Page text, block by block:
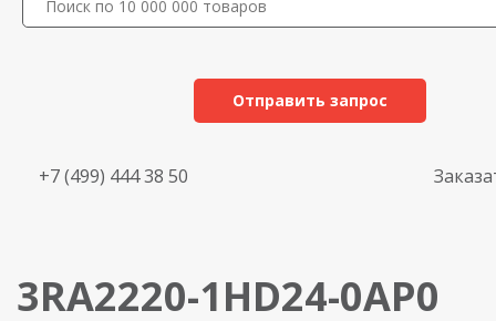
Отправить запрос
+7 (499) 444 38 50
3RA2220-1HD24-0AP0